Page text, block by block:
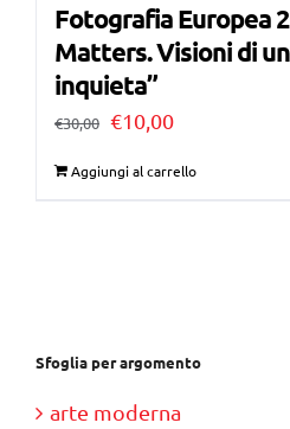
Fotografia Europea
Matters. Visioni di
inquieta”
€30,00 Il
€10,00Il
Aggiungi al carrello
Sfoglia per argomento
arte moderna